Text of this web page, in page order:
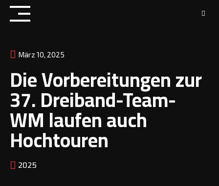
Skip
März 10, 2025
Die Vorbereitungen zur
37. Dreiband-Team-
WM laufen auch
Hochtouren
2025